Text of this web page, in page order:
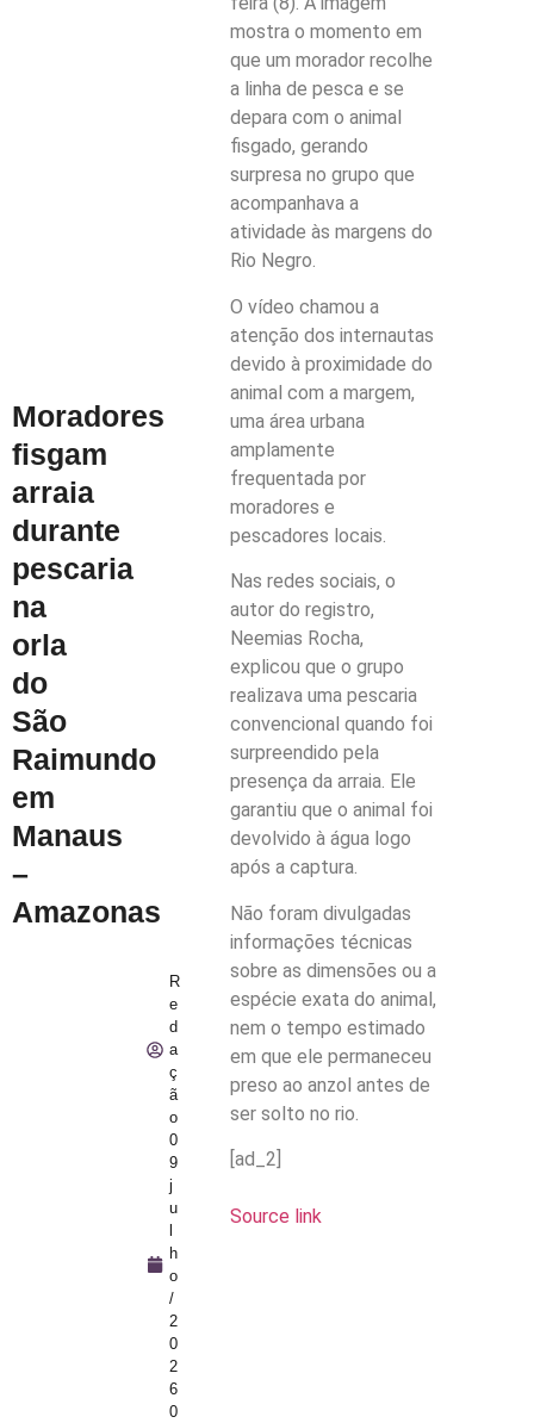
Moradores
fisgam
arraia
durante
pescaria
na
orla
do
São
Raimundo
em
Manaus
–
Amazonas
R
e
d
a
ç
ã
o
0
9
j
u
h
o
/
2
0
2
6
0
mostra o momento em
que um morador recolhe
a linha de pesca e se
depara com o animal
fisgado, gerando
surpresa no grupo que
acompanhava a
atividade às margens do
Rio Negro.
O vídeo chamou a
atenção dos internautas
devido à proximidade do
animal com a margem,
uma área urbana
amplamente
frequentada por
moradores e
pescadores locais.
Nas redes sociais, o
autor do registro,
Neemias Rocha,
explicou que o grupo
realizava uma pescaria
convencional quando foi
surpreendido pela
presença da arraia. Ele
garantiu que o animal foi
devolvido à água logo
após a captura.
Não foram divulgadas
informações técnicas
sobre as dimensões ou a
espécie exata do animal,
nem o tempo estimado
em que ele permaneceu
preso ao anzol antes de
ser solto no rio.
[ad_2]
Source link